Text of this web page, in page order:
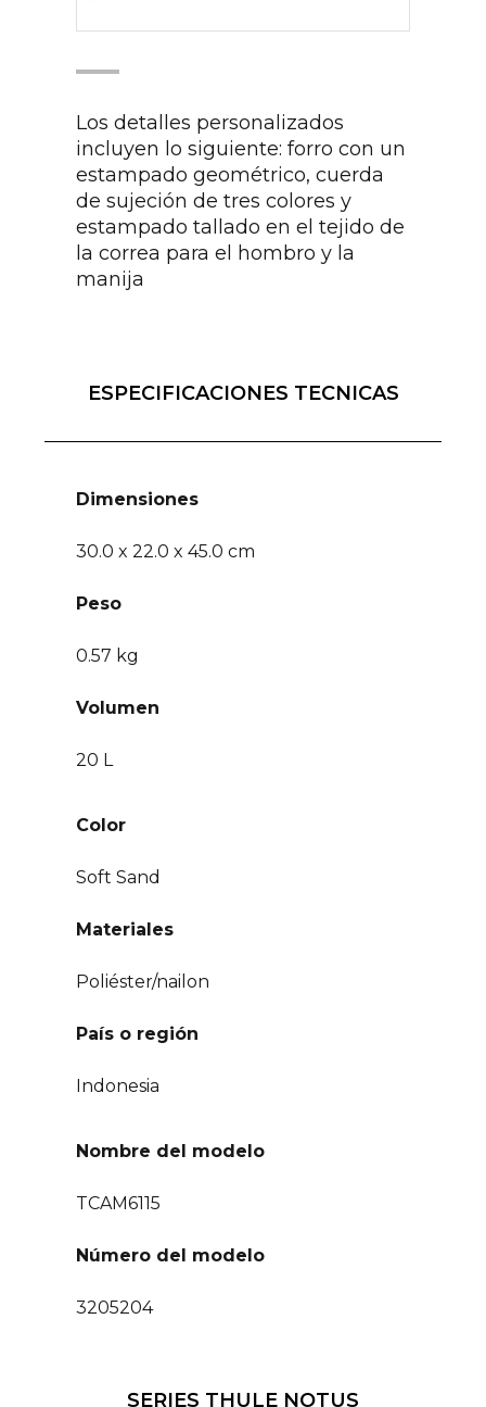
Los detalles personalizados
incluyen lo siguiente: forro con un
estampado geométrico, cuerda
de sujeción de tres colores y
estampado tallado en el tejido de
la correa para el hombro y la
manija
ESPECIFICACIONES TECNICAS
Dimensiones
30.0 x 22.0 x 45.0 cm
Peso
0.57 kg
Volumen
20 L
Color
Soft Sand
Materiales
Poliéster/nailon
País o región
Indonesia
Nombre del modelo
TCAM6115
Número del modelo
3205204
SERIES THULE NOTUS